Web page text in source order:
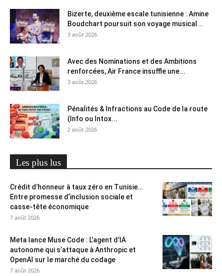
Bizerte, deuxième escale tunisienne : Amine
Boudchart poursuit son voyage musical...
3 août 2026
Avec des Nominations et des Ambitions
renforcées, Air France insuffle une...
3 août 2026
Pénalités & Infractions au Code de la route
(Info ou Intox...
2 août 2026
Les plus lus
Crédit d’honneur à taux zéro en Tunisie…
Entre promesse d’inclusion sociale et
casse-tête économique
7 août 2026
Meta lance Muse Code : L’agent d’IA
autonome qui s’attaque à Anthropic et
OpenAI sur le marché du codage
7 août 2026